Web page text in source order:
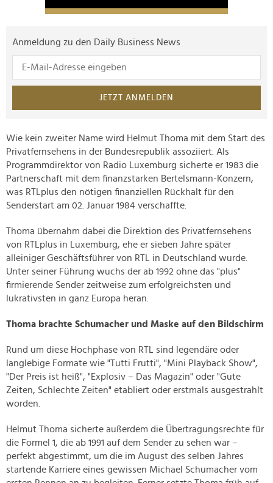
Anmeldung zu den Daily Business News
JETZT ANMELDEN
Wie kein zweiter Name wird Helmut Thoma mit dem Start des
Privatfernsehens in der Bundesrepublik assoziiert. Als
Programmdirektor von Radio Luxemburg sicherte er 1983 die
Partnerschaft mit dem finanzstarken Bertelsmann-Konzern,
was RTLplus den nötigen finanziellen Rückhalt für den
Senderstart am 02. Januar 1984 verschaffte.
Thoma übernahm dabei die Direktion des Privatfernsehens
von RTLplus in Luxemburg, ehe er sieben Jahre später
alleiniger Geschäftsführer von RTL in Deutschland wurde.
Unter seiner Führung wuchs der ab 1992 ohne das "plus"
firmierende Sender zeitweise zum erfolgreichsten und
lukrativsten in ganz Europa heran.
Thoma brachte Schumacher und Maske auf den Bildschirm
Rund um diese Hochphase von RTL sind legendäre oder
langlebige Formate wie "Tutti Frutti", "Mini Playback Show",
"Der Preis ist heiß", "Explosiv – Das Magazin" oder "Gute
Zeiten, Schlechte Zeiten" etabliert oder erstmals ausgestrahlt
worden.
Helmut Thoma sicherte außerdem die Übertragungsrechte für
die Formel 1, die ab 1991 auf dem Sender zu sehen war –
perfekt abgestimmt, um die im August des selben Jahres
startende Karriere eines gewissen Michael Schumacher vom